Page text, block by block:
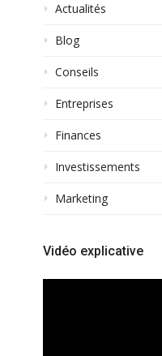
Actualités
Blog
Conseils
Entreprises
Finances
Investissements
Marketing
Vidéo explicative